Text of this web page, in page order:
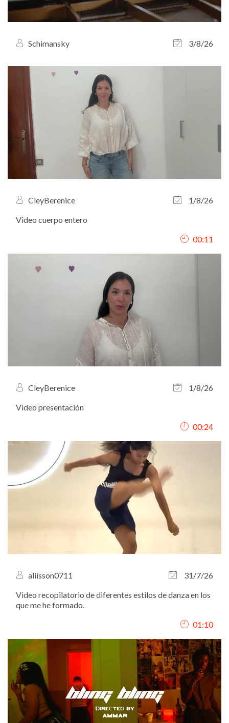
Schimansky 3/8/26
CleyBerenice
1/8/26
Video cuerpo entero
00:11
CleyBerenice
1/8/26
Video presentación
00:24
aliisson0711
31/7/26
Video recopilatorio de diferentes estilos de danza en los
que me he formado.
01:10